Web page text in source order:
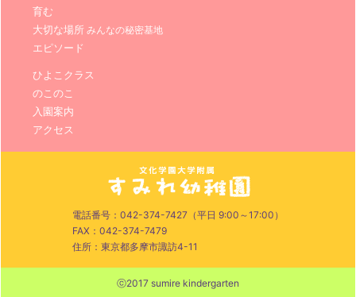
育む
大切な場所 みんなの秘密基地
エピソード
ひよこクラス
のこのこ
入園案内
アクセス
電話番号：042-374-7427（平日 9:00～17:00）
FAX：042-374-7479
住所：東京都多摩市諏訪4-11
ⓒ2017 sumire kindergarten